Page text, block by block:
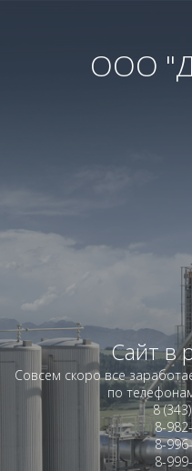
ООО
Сайт в
Совсем скоро все
по
8
8-
8-
8-